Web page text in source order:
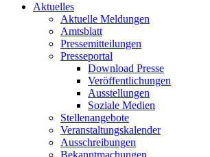
Aktuelles
Aktuelle Meldungen
Amtsblatt
Pressemitteilungen
Presseportal
Download Presse
Veröffentlichungen
Ausstellungen
Soziale Medien
Stellenangebote
Veranstaltungskalender
Ausschreibungen